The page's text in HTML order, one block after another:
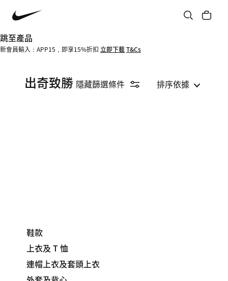
跳至產品
新會員輸入：APP15，即享15%折扣 立即下載T&Cs
出奇致勝 隱藏篩選條件 排序依據
鞋款
上衣及 T 恤
連帽上衣及套頭上衣